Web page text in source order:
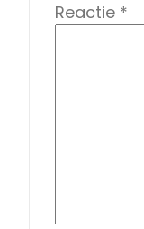
Reactie *